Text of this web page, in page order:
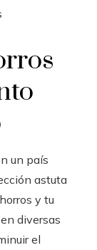
un país
astuta
y tu
diversas
el